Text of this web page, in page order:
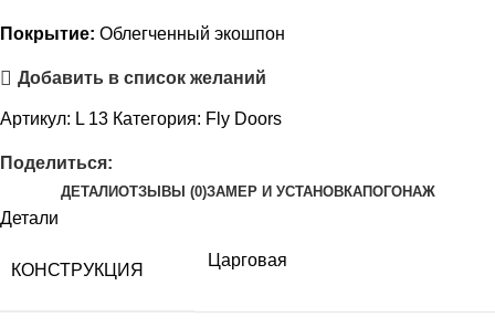
Покрытие: Облегченный экошпон
Добавить в список желаний
Артикул: L 13 Категория: Fly Doors
Поделиться:
ДЕТАЛИОТЗЫВЫ (0)ЗАМЕР И УСТАНОВКАПОГОНАЖ
Детали
КОНСТРУКЦИЯ
Царговая